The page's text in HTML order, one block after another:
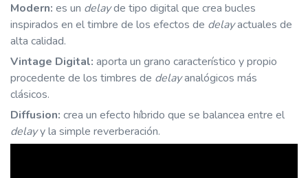
Modern: es un delayde tipo digital que crea bucles
inspirados en el timbre de los efectos de delayactuales de
alta calidad.
Vintage Digital: aporta un grano característico y propio
procedente de los timbres de delayanalógicos más
clásicos.
Diffusion: crea un efecto híbrido que se balancea entre el
delayy la simple reverberación.